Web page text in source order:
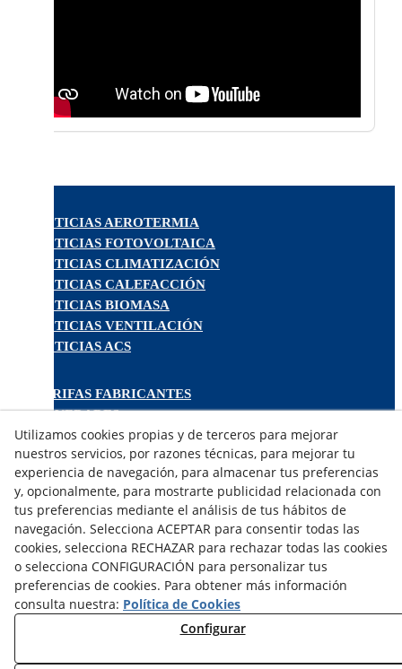
NOTICIAS AEROTERMIA
NOTICIAS FOTOVOLTAICA
NOTICIAS CLIMATIZACIÓN
NOTICIAS CALEFACCIÓN
NOTICIAS BIOMASA
NOTICIAS VENTILACIÓN
NOTICIAS ACS
TARIFAS FABRICANTES
NOVEDADES
MI CUENTA
CONTÁCTANOS
DEVOLUCIONES
TRABAJA CON NOSOTROS
¿QUIENES SOMOS?
AVISO LEGAL
POLÍTICA DE COOKIES
POLÍTICA DE PRIVACIDAD
Utilizamos cookies propias y de terceros para mejorar
nuestros servicios, por razones técnicas, para mejorar tu
experiencia de navegación, para almacenar tus preferencias
y, opcionalmente, para mostrarte publicidad relacionada con
tus preferencias mediante el análisis de tus hábitos de
navegación. Selecciona ACEPTAR para consentir todas las
cookies, selecciona RECHAZAR para rechazar todas las cookies
o selecciona CONFIGURACIÓN para personalizar tus
preferencias de cookies. Para obtener más información
consulta nuestra: Política de Cookies
Configurar